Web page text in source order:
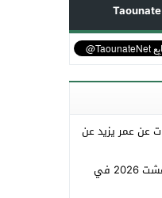
عن عمر يزيد عن
عدد جديد (434) من مجلة “صدى تاونات”-غشت 2026 في